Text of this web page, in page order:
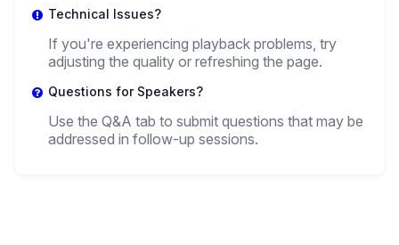
Technical Issues?
If you're experiencing playback problems, try
adjusting the quality or refreshing the page.
Questions for Speakers?
Use the Q&A tab to submit questions that may be
addressed in follow-up sessions.